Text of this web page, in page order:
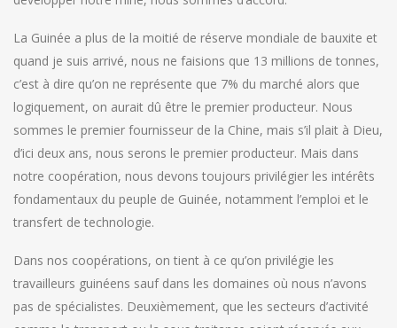
La Guinée a plus de la moitié de réserve mondiale de bauxite et
quand je suis arrivé, nous ne faisions que 13 millions de tonnes,
c’est à dire qu’on ne représente que 7% du marché alors que
logiquement, on aurait dû être le premier producteur. Nous
sommes le premier fournisseur de la Chine, mais s’il plait à Dieu,
d’ici deux ans, nous serons le premier producteur. Mais dans
notre coopération, nous devons toujours privilégier les intérêts
fondamentaux du peuple de Guinée, notamment l’emploi et le
transfert de technologie.
Dans nos coopérations, on tient à ce qu’on privilégie les
travailleurs guinéens sauf dans les domaines où nous n’avons
pas de spécialistes. Deuxièmement, que les secteurs d’activité